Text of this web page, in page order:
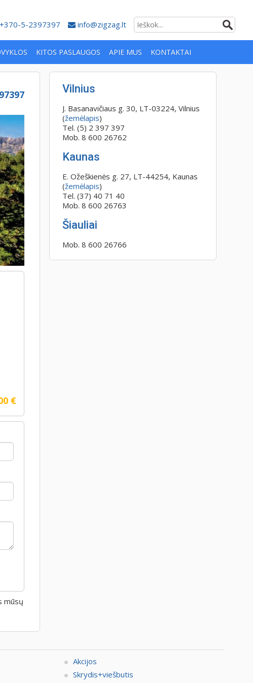
+370-5-2397397 info@zigzag.lt
KITOS PASLAUGOS APIE MUS KONTAKTAI
€
mūsų
Vilnius
J. Basanavičiaus g. 30, LT-03224, Vilnius
(žemėlapis)
Tel. (5) 2 397 397
Mob. 8 600 26762
Kaunas
E. Ožeškienės g. 27, LT-44254, Kaunas
(žemėlapis)
Tel. (37) 40 71 40
Mob. 8 600 26763
Šiauliai
Mob. 8 600 26766
Akcijos
Skrydis+viešbutis